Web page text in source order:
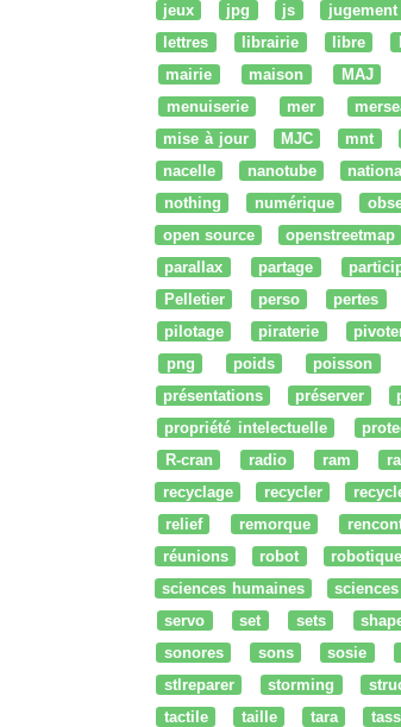
jeux
jpg js jugement
lettres
librairie libre
mairie
maison MAJ
menuiserie
mer
mise à jour
MJC mnt
nacelle
nanotube
nothing
numérique
open source
openstreetmap
parallax
partage
Pelletier
perso pertes
pilotage
piraterie
png
poids poisson
présentations
préserver
propriété intelectuelle
R-cran
radio ram
recyclage
recycler
relief
remorque
réunions
robot robotique
sciences humaines
servo
set sets
sonores
sons sosie
stlreparer
storming
tactile
taille tara